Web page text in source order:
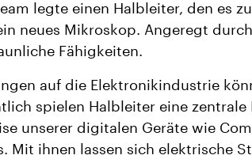
legte einen Halbleiter, den es
neues Mikroskop. Angeregt
Fähigkeiten.
auf die Elektronikindustrie
spielen Halbleiter eine zentrale
unserer digitalen Geräte wie
Mit ihnen lassen sich elektrische